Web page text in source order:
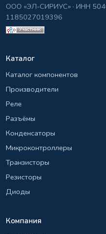
ООО «ЭЛ-СИРИУС» · ИНН
1185027019396
Каталог
Каталог компонентов
Производители
Реле
Разъёмы
Конденсаторы
Микроконтроллеры
Транзисторы
Резисторы
Диоды
Компания